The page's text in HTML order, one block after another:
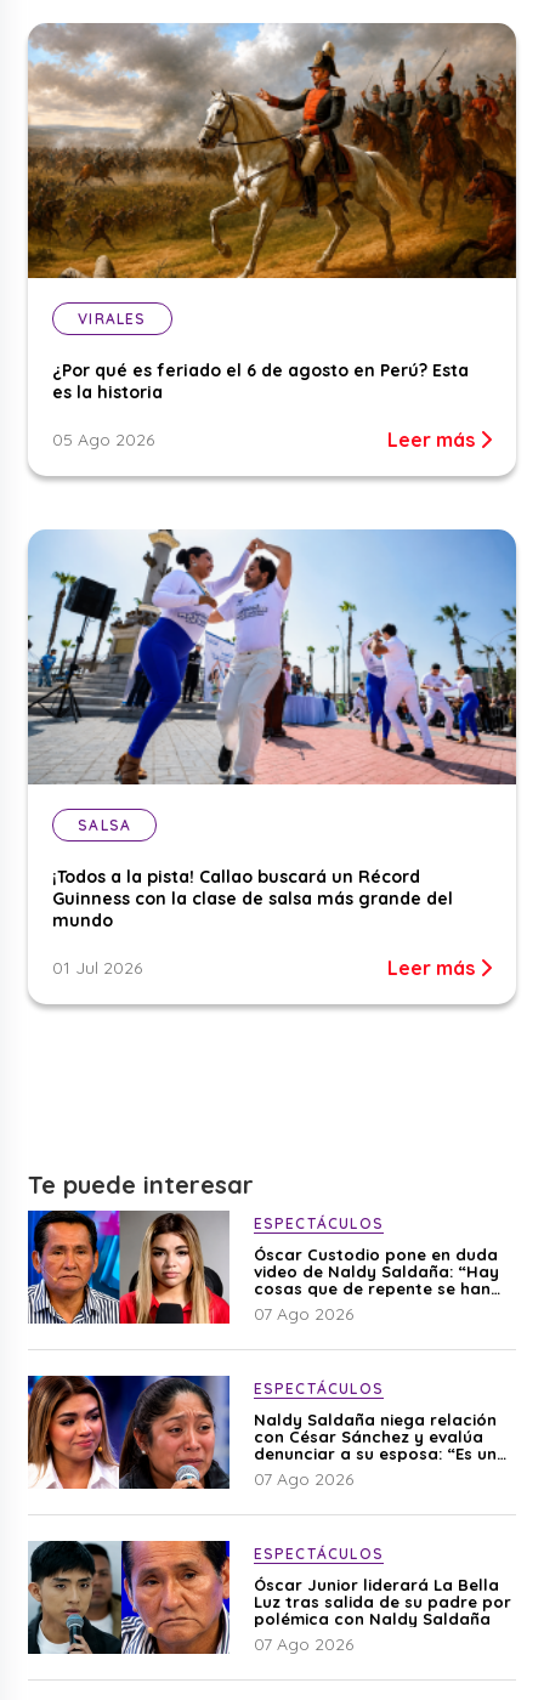
VIRALES
¿Por qué es feriado el 6 de agosto en Perú? Esta
es la historia
05 Ago 2026 Leer más
SALSA
¡Todos a la pista! Callao buscará un Récord
Guinness con la clase de salsa más grande del
mundo
01 Jul 2026 Leer más
Te puede interesar
ESPECTÁCULOS
Óscar Custodio pone en duda
video de Naldy Saldaña: “Hay
cosas que de repente se han
editado”
07 Ago 2026
ESPECTÁCULOS
Naldy Saldaña niega relación
con César Sánchez y evalúa
denunciar a su esposa: “Es una
difamación”
07 Ago 2026
ESPECTÁCULOS
Óscar Junior liderará La Bella
Luz tras salida de su padre por
polémica con Naldy Saldaña
07 Ago 2026